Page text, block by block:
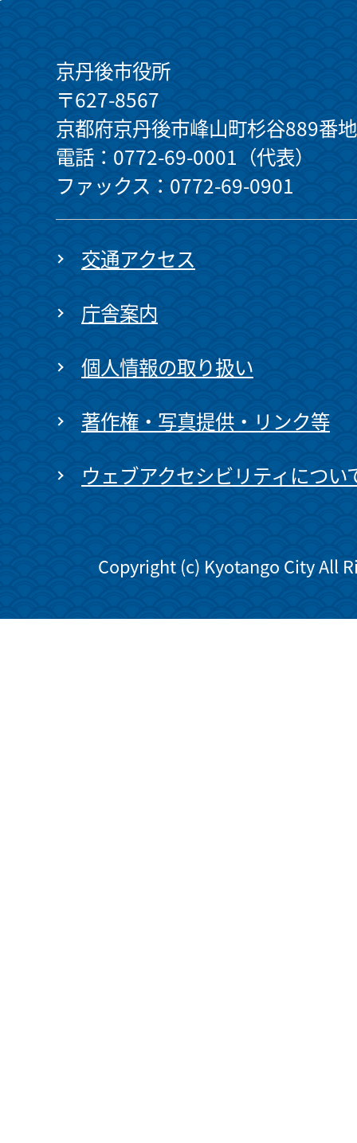
京丹後市役所
〒627-8567
京都府京丹後市峰山町杉谷889番地
電話：0772-69-0001（代表）
ファックス：0772-69-0901
交通アクセス
庁舎案内
個人情報の取り扱い
著作権・写真提供・リンク等
ウェブアクセシビリティについ
Copyright (c) Kyotango City All